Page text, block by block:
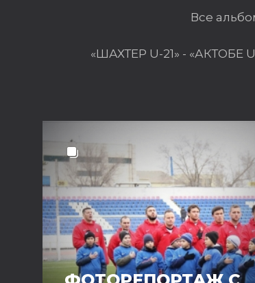
Все
«ШАХТЕР U-21» - «АКТОБЕ